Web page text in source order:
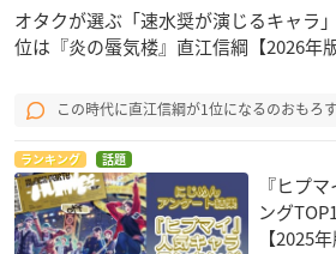
オタクが選ぶ「速水奨が演じるキャラ
位は『炎の蜃気楼』直江信綱【2026年版
この時代に直江信綱が1位になるのおもろ
ランキング 話題
『ヒプ
ング
【2025